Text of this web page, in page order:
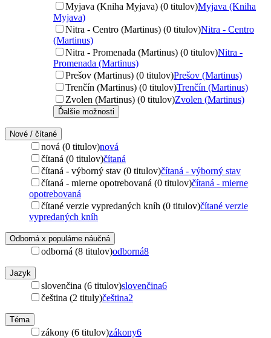
Myjava (Kniha Myjava) (0 titulov)Myjava (Kniha
Myjava)
Nitra - Centro (Martinus) (0 titulov)Nitra - Centro
(Martinus)
Nitra - Promenada (Martinus) (0 titulov)Nitra -
Promenada (Martinus)
Prešov (Martinus) (0 titulov)Prešov (Martinus)
Trenčín (Martinus) (0 titulov)Trenčín (Martinus)
Zvolen (Martinus) (0 titulov)Zvolen (Martinus)
Ďalšie možnosti
Nové / čítané
nová (0 titulov)nová
čítaná (0 titulov)čítaná
čítaná - výborný stav (0 titulov)čítaná - výborný stav
čítaná - mierne opotrebovaná (0 titulov)čítaná - mierne
opotrebovaná
čítané verzie vypredaných kníh (0 titulov)čítané verzie
vypredaných kníh
Odborná x populárne náučná
odborná (8 titulov)odborná8
Jazyk
slovenčina (6 titulov)slovenčina6
čeština (2 tituly)čeština2
Téma
zákony (6 titulov)zákony6